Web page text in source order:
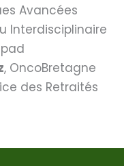
Avancées
Interdisciplinaire
, OncoBretagne
des Retraités